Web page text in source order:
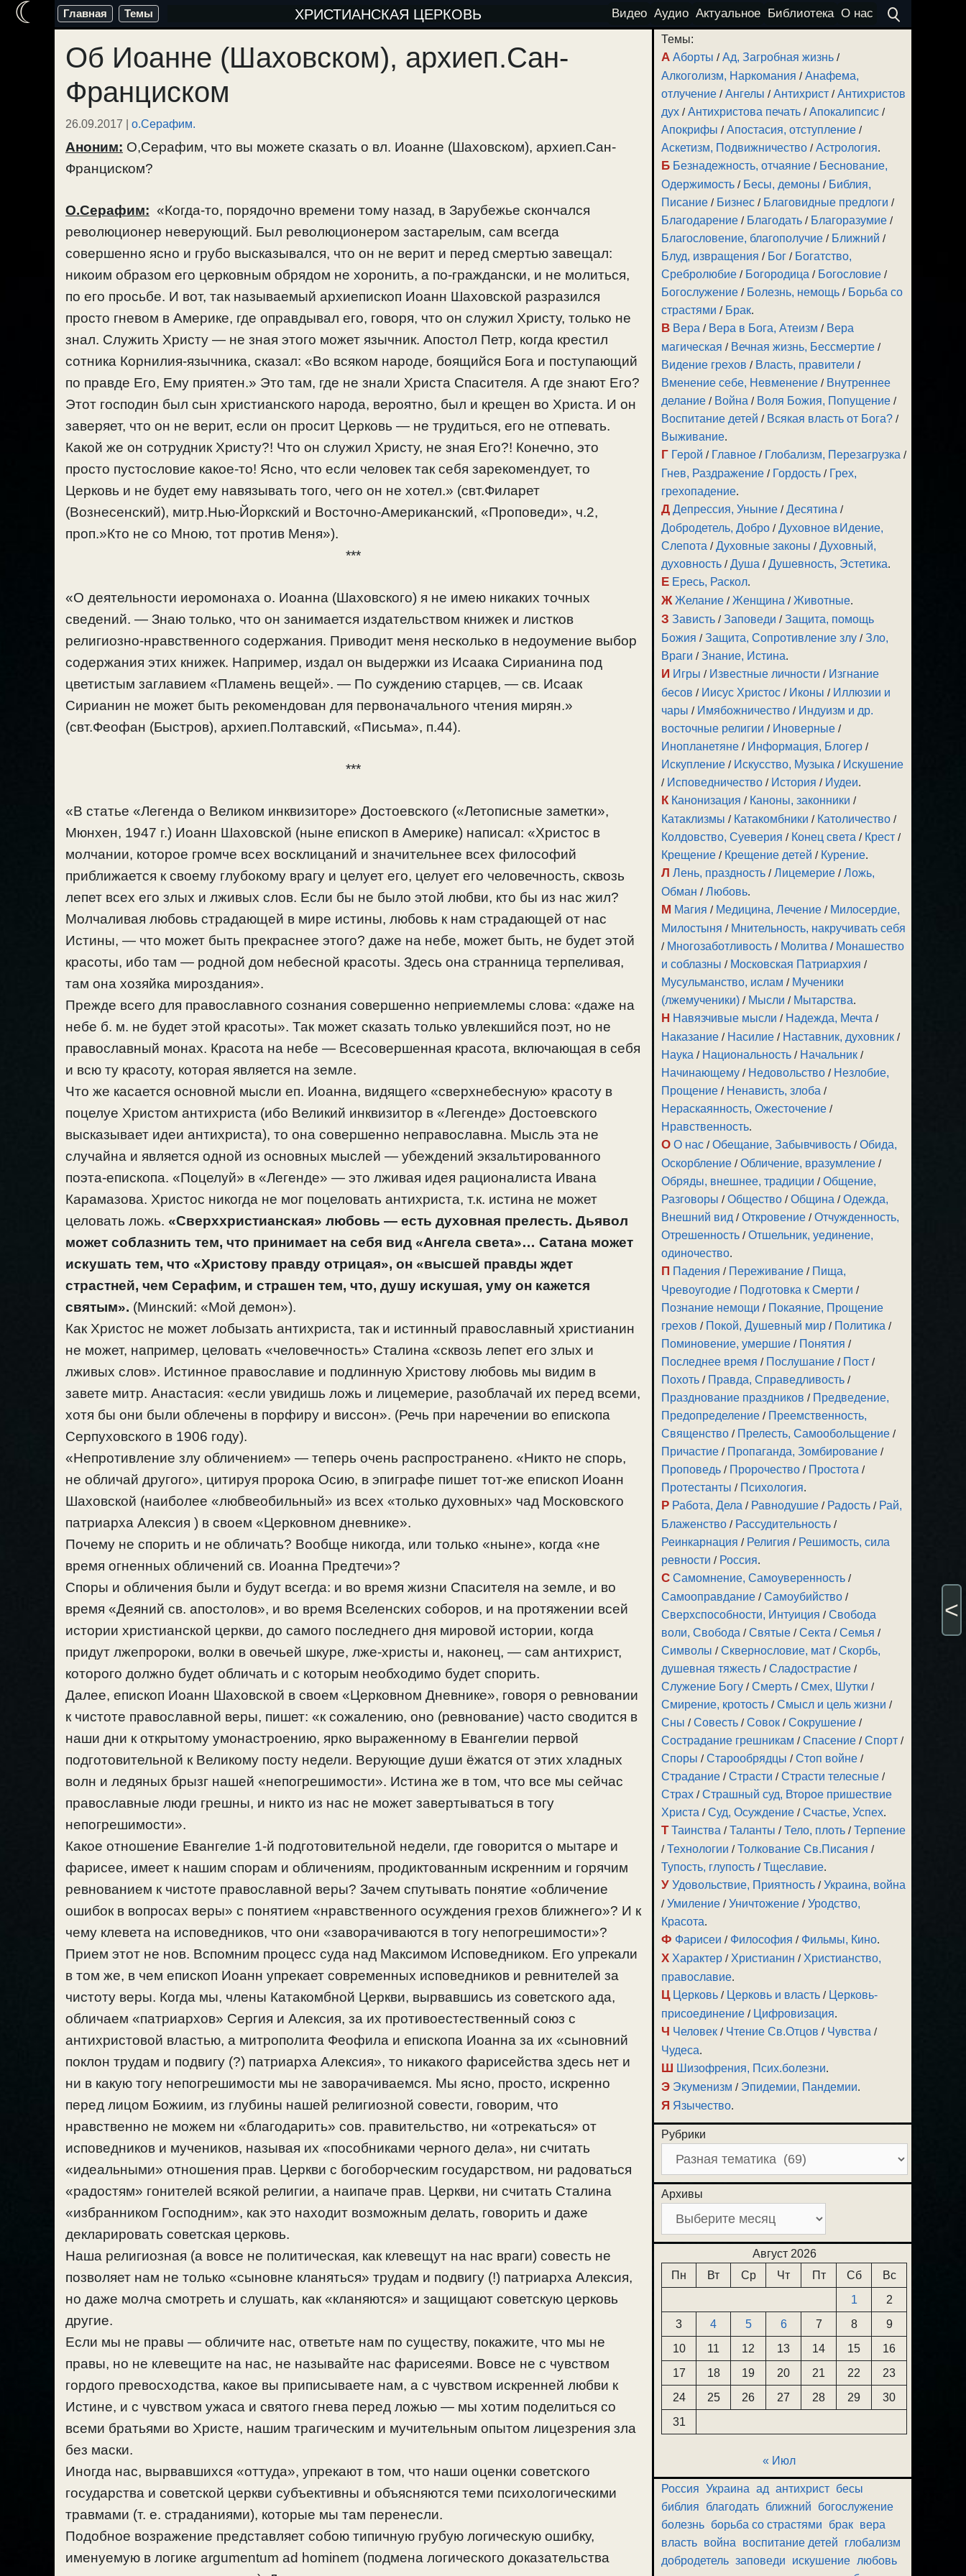
Перейти
содержимому
Главная Темы ХРИСТИАНСКАЯ ЦЕРКОВЬ Видео Аудио Актуальное Библиотека О нас
Об Иоанне (Шаховском), архиеп.Сан-
Франциском
26.09.2017 | о.Серафим.
Аноним: О,Серафим, что вы можете сказать о вл. Иоанне (Шаховском), архиеп.Сан-
Франциском?
О.Серафим: «Когда-то, порядочно времени тому назад, в Зарубежье скончался
революционер неверующий. Был революционером застарелым, сам всегда
совершенно ясно и грубо высказывался, что он не верит и перед смертью завещал:
никоим образом его церковным обрядом не хоронить, а по-граждански, и не молиться,
по его просьбе. И вот, так называемый архиепископ Иоанн Шаховской разразился
просто гневом в Америке, где оправдывал его, говоря, что он служил Христу, только не
знал. Служить Христу — не зная этого может язычник. Апостол Петр, когда крестил
сотника Корнилия-язычника, сказал: «Во всяком народе, боящийся Бога и поступающий
по правде Его, Ему приятен.» Это там, где не знали Христа Спасителя. А где знают Его?
Этот господин был сын христианского народа, вероятно, был и крещен во Христа. И он
заверяет, что он не верит, если он просит Церковь — не трудиться, его не отпевать.
Какой же он сотрудник Христу?! Что он служил Христу, не зная Его?! Конечно, это
просто пустословие какое-то! Ясно, что если человек так себя зарекомендует, то
Церковь и не будет ему навязывать того, чего он не хотел.» (свт.Филарет
(Вознесенский), митр.Нью-Йоркский и Восточно-Американский, «Проповеди», ч.2,
проп.»Кто не со Мною, тот против Меня»).
***
«О деятельности иеромонаха о. Иоанна (Шаховского) я не имею никаких точных
сведений. — Знаю только, что он занимается издательством книжек и листков
религиозно-нравственного содержания. Приводит меня несколько в недоумение выбор
содержания этих книжек. Например, издал он выдержки из Исаака Сирианина под
цветистым заглавием «Пламень вещей». — По суждению старцев, — св. Исаак
Сирианин не может быть рекомендован для первоначального чтения мирян.»
(свт.Феофан (Быстров), архиеп.Полтавский, «Письма», п.44).
***
«В статье «Легенда о Великом инквизиторе» Достоевского («Летописные заметки»,
Мюнхен, 1947 г.) Иоанн Шаховской (ныне епископ в Америке) написал: «Христос в
молчании, которое громче всех восклицаний и значительнее всех философий
приближается к своему глубокому врагу и целует его, целует его человечность, сквозь
лепет всех его злых и лживых слов. Если бы не было этой любви, кто бы из нас жил?
Молчаливая любовь страдающей в мире истины, любовь к нам страдающей от нас
Истины, — что может быть прекраснее этого? даже на небе, может быть, не будет этой
красоты, ибо там — родной дом небесной красоты. Здесь она странница терпеливая,
там она хозяйка мироздания».
Прежде всего для православного сознания совершенно неприемлемы слова: «даже на
небе б. м. не будет этой красоты». Так может сказать только увлекшийся поэт, но не
православный монах. Красота на небе — Всесовершенная красота, включающая в себя
и всю ту красоту, которая является на земле.
Что же касается основной мысли еп. Иоанна, видящего «сверхнебесную» красоту в
поцелуе Христом антихриста (ибо Великий инквизитор в «Легенде» Достоевского
высказывает идеи антихриста), то она совершенно неправославна. Мысль эта не
случайна и является одной из основных мыслей — убеждений экзальтированного
поэта-епископа. «Поцелуй» в «Легенде» — это лживая идея рационалиста Ивана
Карамазова. Христос никогда не мог поцеловать антихриста, т.к. истина не может
целовать ложь. «Сверххристианская» любовь — есть духовная прелесть. Дьявол
может соблазнить тем, что принимает на себя вид «Ангела света»… Сатана может
искушать тем, что «Христову правду отрицая», он «высшей правды ждет
страстней, чем Серафим, и страшен тем, что, душу искушая, уму он кажется
святым». (Минский: «Мой демон»).
Как Христос не может лобызать антихриста, так и истинный православный христианин
не может, например, целовать «человечность» Сталина «сквозь лепет его злых и
лживых слов». Истинное православие и подлинную Христову любовь мы видим в
завете митр. Анастасия: «если увидишь ложь и лицемерие, разоблачай их перед всеми,
хотя бы они были облечены в порфиру и виссон». (Речь при наречении во епископа
Серпуховского в 1906 году).
«Непротивление злу обличением» — теперь очень распространено. «Никто не спорь,
не обличай другого», цитируя пророка Осию, в эпиграфе пишет тот-же епископ Иоанн
Шаховской (наиболее «любвеобильный» из всех «только духовных» чад Московского
патриарха Алексия ) в своем «Церковном дневнике».
Почему не спорить и не обличать? Вообще никогда, или только «ныне», когда «не
время огненных обличений св. Иоанна Предтечи»?
Споры и обличения были и будут всегда: и во время жизни Спасителя на земле, и во
время «Деяний св. апостолов», и во время Вселенских соборов, и на протяжении всей
истории христианской церкви, до самого последнего дня мировой истории, когда
придут лжепророки, волки в овечьей шкуре, лже-христы и, наконец, — сам антихрист,
которого должно будет обличать и с которым необходимо будет спорить.
Далее, епископ Иоанн Шаховской в своем «Церковном Дневнике», говоря о ревновании
к чистоте православной веры, пишет: «к сожалению, оно (ревнование) часто сводится в
наши дни к открытому умонастроению, ярко выраженному в Евангелии первой
подготовительной к Великому посту недели. Верующие души ёжатся от этих хладных
волн и ледяных брызг нашей «непогрешимости». Истина же в том, что все мы сейчас
православные люди грешны, и никто из нас не может завертываться в тогу
непогрешимости».
Какое отношение Евангелие 1-й подготовительной недели, где говорится о мытаре и
фарисее, имеет к нашим спорам и обличениям, продиктованным искренним и горячим
ревнованием к чистоте православной веры? Зачем спутывать понятие «обличение
ошибок в вопросах веры» с понятием «нравственного осуждения грехов ближнего»? И к
чему клевета на исповедников, что они «заворачиваются в тогу непогрешимости»?
Прием этот не нов. Вспомним процесс суда над Максимом Исповедником. Его упрекали
в том же, в чем епископ Иоанн упрекает современных исповедников и ревнителей за
чистоту веры. Когда мы, члены Катакомбной Церкви, вырвавшись из советского ада,
обличаем «патриархов» Сергия и Алексия, за их противоестественный союз с
антихристовой властью, а митрополита Феофила и епископа Иоанна за их «сыновний
поклон трудам и подвигу (?) патриарха Алексия», то никакого фарисейства здесь нет и
ни в какую тогу непогрешимости мы не заворачиваемся. Мы ясно, просто, искренно
перед лицом Божиим, из глубины нашей религиозной совести, говорим, что
нравственно не можем ни «благодарить» сов. правительство, ни «отрекаться» от
исповедников и мучеников, называя их «пособниками черного дела», ни считать
«идеальными» отношения прав. Церкви с богоборческим государством, ни радоваться
«радостям» гонителей всякой религии, а наипаче прав. Церкви, ни считать Сталина
«избранником Господним», как это находит возможным делать, говорить и даже
декларировать советская церковь.
Наша религиозная (а вовсе не политическая, как клевещут на нас враги) совесть не
позволяет нам не только «сыновне кланяться» трудам и подвигу (!) патриарха Алексия,
но даже молча смотреть и слушать, как «кланяются» и защищают советскую церковь
другие.
Если мы не правы — обличите нас, ответьте нам по существу, покажите, что мы не
правы, но не клевещите на нас, не называйте нас фарисеями. Вовсе не с чувством
гордого превосходства, какое вы приписываете нам, а с чувством искренней любви к
Истине, и с чувством ужаса и святого гнева перед ложью — мы хотим поделиться со
всеми братьями во Христе, нашим трагическим и мучительным опытом лицезрения зла
без маски.
Иногда нас, вырвавшихся «оттуда», упрекают в том, что наши оценки советского
государства и советской церкви субъективны и объясняются теми психологическими
травмами (т. е. страданиями), которые мы там перенесли.
Подобное возражение представляет собою типичную грубую логическую ошибку,
именуемую в логике argumentum ad hominem (подмена логического доказательства
Темы:
А Аборты /Ад, Загробная жизнь /
Алкоголизм, Наркомания /Анафема,
отлучение /Ангелы /Антихрист /Антихристов
дух /Антихристова печать /Апокалипсис /
Апокрифы /Апостасия, отступление /
Аскетизм, Подвижничество /Астрология.
Б Безнадежность, отчаяние / Беснование,
Одержимость / Бесы, демоны / Библия,
Писание / Бизнес / Благовидные предлоги /
Благодарение / Благодать / Благоразумие /
Благословение, благополучие / Ближний /
Блуд, извращения / Бог / Богатство,
Сребролюбие / Богородица / Богословие /
Богослужение / Болезнь, немощь / Борьба со
страстями / Брак.
В Вера / Вера в Бога, Атеизм / Вера
магическая / Вечная жизнь, Бессмертие /
Видение грехов / Власть, правители /
Вменение себе, Невменение / Внутреннее
делание / Война / Воля Божия, Попущение /
Воспитание детей / Всякая власть от Бога? /
Выживание.
Г Герой / Главное / Глобализм, Перезагрузка /
Гнев, Раздражение / Гордость / Грех,
грехопадение.
Д Депрессия, Уныние /Десятина /
Добродетель, Добро /Духовное вИдение,
Слепота /Духовные законы /Духовный,
духовность /Душа /Душевность, Эстетика.
Е Ересь, Раскол.
Ж Желание /Женщина /Животные.
З Зависть /Заповеди /Защита, помощь
Божия /Защита, Сопротивление злу /Зло,
Враги /Знание, Истина.
И Игры / Известные личности / Изгнание
бесов / Иисус Христос / Иконы / Иллюзии и
чары / Имябожничество / Индуизм и др.
восточные религии / Иноверные /
Инопланетяне / Информация, Блогер /
Искупление / Искусство, Музыка / Искушение
/ Исповедничество / История / Иудеи.
К Канонизация / Каноны, законники /
Катаклизмы / Катакомбники / Католичество /
Колдовство, Суеверия / Конец света / Крест /
Крещение / Крещение детей / Курение.
Л Лень, праздность /Лицемерие /Ложь,
Обман /Любовь.
М Магия / Медицина, Лечение / Милосердие,
Милостыня / Мнительность, накручивать себя
/ Многозаботливость / Молитва / Монашество
и соблазны / Московская Патриархия /
Мусульманство, ислам / Мученики
(лжемученики) / Мысли / Мытарства.
Н Навязчивые мысли / Надежда, Мечта /
Наказание / Насилие / Наставник, духовник /
Наука / Национальность / Начальник /
Начинающему / Недовольство / Незлобие,
Прощение / Ненависть, злоба /
Нераскаянность, Ожесточение /
Нравственность.
О О нас /Обещание, Забывчивость /Обида,
Оскорбление /Обличение, вразумление /
Обряды, внешнее, традиции /Общение,
Разговоры /Общество /Община /Одежда,
Внешний вид /Откровение /Отчужденность,
Отрешенность /Отшельник, уединение,
одиночество.
П Падения / Переживание / Пища,
Чревоугодие / Подготовка к Смерти /
Познание немощи / Покаяние, Прощение
грехов / Покой, Душевный мир / Политика /
Поминовение, умершие / Понятия /
Последнее время / Послушание / Пост /
Похоть / Правда, Справедливость /
Празднование праздников / Предведение,
Предопределение / Преемственность,
Священство / Прелесть, Самообольщение /
Причастие / Пропаганда, Зомбирование /
Проповедь / Пророчество / Простота /
Протестанты / Психология.
Р Работа, Дела / Равнодушие / Радость / Рай,
Блаженство / Рассудительность /
Реинкарнация / Религия / Решимость, сила
ревности / Россия.
С Самомнение, Самоуверенность /
Самооправдание /Самоубийство /
Сверхспособности, Интуиция /Свобода
воли, Свобода /Святые /Секта /Семья /
Символы /Сквернословие, мат /Скорбь,
душевная тяжесть /Сладострастие /
Служение Богу /Смерть /Смех, Шутки /
Смирение, кротость /Смысл и цель жизни /
Сны /Совесть /Совок /Сокрушение /
Сострадание грешникам /Спасение /Спорт /
Споры /Старообрядцы /Стоп войне /
Страдание /Страсти /Страсти телесные /
Страх /Страшный суд, Второе пришествие
Христа /Суд, Осуждение /Счастье, Успех.
Т Таинства /Таланты /Тело, плоть /Терпение
/Технологии /Толкование Св.Писания /
Тупость, глупость /Тщеславие.
У Удовольствие, Приятность /Украина, война
/Умиление /Уничтожение /Уродство,
Красота.
Ф Фарисеи / Философия / Фильмы, Кино.
Х Характер / Христианин / Христианство,
православие.
Ц Церковь / Церковь и власть / Церковь-
присоединение / Цифровизация.
Ч Человек / Чтение Св.Отцов / Чувства /
Чудеса.
Ш Шизофрения, Псих.болезни.
Э Экуменизм / Эпидемии, Пандемии.
Я Язычество.
Рубрики
Архивы
Август 2026
Пн
Вт Ср Чт Пт Сб
Вс
1
2
3
4 5 6 7 8
9
10
11 12 13 14 15
16
17
18 19 20 21 22
23
24
25 26 27 28 29
30
31
« Июл
Россия Украина ад антихрист бесы
библия
благодать ближний
богослужение
болезнь борьба со страстями брак вера
власть война воспитание детей
глобализм
добродетель заповеди искушение любовь
☾
<